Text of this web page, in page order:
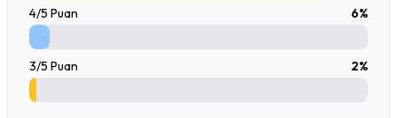
4/5 Puan 6%
3/5 Puan 2%